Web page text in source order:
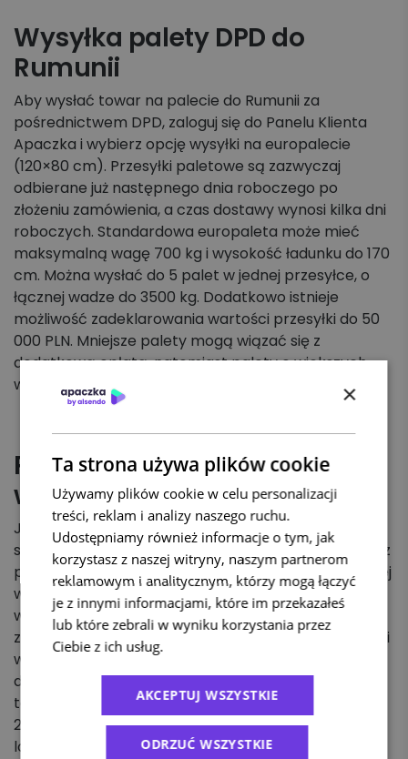
Wysyłka palety DPD do
Rumunii
Aby wysłać towar na palecie do Rumunii za
pośrednictwem DPD, zaloguj się do Panelu Klienta
Apaczka i wybierz opcję wysyłki na europalecie
(120×80 cm). Przesyłki paletowe są zazwyczaj
odbierane już następnego dnia roboczego po
złożeniu zamówienia, a czas dostawy wynosi kilka dni
roboczych. Standardowa europaleta może mieć
maksymalną wagę 700 kg i wysokość ładunku do 170
cm. Można wysłać do 5 palet w jednej przesyłce, o
łącznej wadze do 3500 kg. Dodatkowo istnieje
możliwość zadeklarowania wartości przesyłki do 50
000 PLN. Mniejsze palety mogą wiązać się z
dodatkową opłatą, natomiast palety o większych
wymiarach nie są akceptowane do transportu.
Paczka DPD do Rumunii –
wycena indywidualna
Jeśli Twoja paczka do Rumunii przekracza
standardowe wymiary lub wagę akceptowaną przez
przewoźnika, możesz skorzystać z opcji indywidualnej
wyceny. Zaloguj się do Panelu Klienta Apaczka, wejdź
w zakładkę „Formularz kontaktowy” i zgłoś
zapotrzebowanie. Każdy parametr, taki jak wymiary i
waga przesyłki, zostanie oceniony osobno, aby
dobrać najkorzystniejszą formę transportu. Istnieje
także możliwość ubezpieczenia przesyłki do kwoty
200 tys. zł. Czas dostawy zależy od dostępnych opcji
logistycznych przewoźnika.
×
Ta strona używa plików cookie
Używamy plików cookie w celu personalizacji
treści, reklam i analizy naszego ruchu.
Udostępniamy również informacje o tym, jak
korzystasz z naszej witryny, naszym partnerom
reklamowym i analitycznym, którzy mogą łączyć
je z innymi informacjami, które im przekazałeś
lub które zebrali w wyniku korzystania przez
Ciebie z ich usług.
AKCEPTUJ WSZYSTKIE
ODRZUĆ WSZYSTKIE